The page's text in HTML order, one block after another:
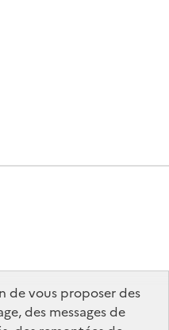
de vous proposer des
des messages de